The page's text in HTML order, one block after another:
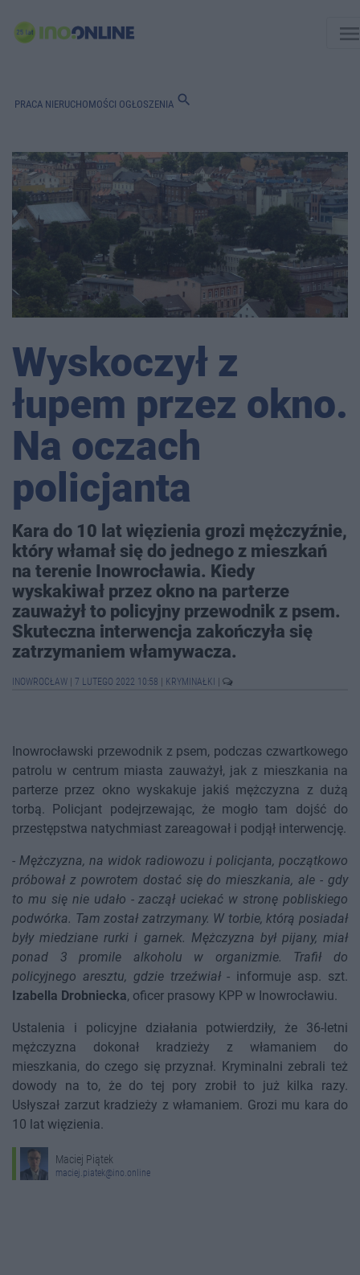
PRACA NIERUCHOMOŚCI OGŁOSZENIA search
Wyskoczył z
łupem przez okno.
Na oczach
policjanta
Kara do 10 lat więzienia grozi mężczyźnie,
który włamał się do jednego z mieszkań
na terenie Inowrocławia. Kiedy
wyskakiwał przez okno na parterze
zauważył to policyjny przewodnik z psem.
Skuteczna interwencja zakończyła się
zatrzymaniem włamywacza.
INOWROCŁAW 7 LUTEGO 2022 10:58 KRYMINAŁKI
Inowrocławski przewodnik z psem, podczas czwartkowego
patrolu w centrum miasta zauważył, jak z mieszkania na
parterze przez okno wyskakuje jakiś mężczyzna z dużą
torbą. Policjant podejrzewając, że mogło tam dojść do
przestępstwa natychmiast zareagował i podjął interwencję.
- Mężczyzna, na widok radiowozu i policjanta, początkowo
próbował z powrotem dostać się do mieszkania, ale - gdy
to mu się nie udało - zaczął uciekać w stronę pobliskiego
podwórka. Tam został zatrzymany. W torbie, którą posiadał
były miedziane rurki i garnek. Mężczyzna był pijany, miał
ponad 3 promile alkoholu w organizmie. Trafił do
policyjnego aresztu, gdzie trzeźwiał- informuje asp. szt.
Izabella Drobniecka, oficer prasowy KPP w Inowrocławiu.
Ustalenia i policyjne działania potwierdziły, że 36-letni
mężczyzna dokonał kradzieży z włamaniem do
mieszkania, do czego się przyznał. Kryminalni zebrali też
dowody na to, że do tej pory zrobił to już kilka razy.
Usłyszał zarzut kradzieży z włamaniem. Grozi mu kara do
10 lat więzienia.
Maciej Piątek
maciej.piatek@ino.online